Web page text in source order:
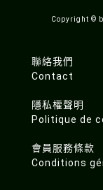
Copyright ©
聯絡我們
Contact
隱私權聲明
Politique de
會員服務條款
Conditions